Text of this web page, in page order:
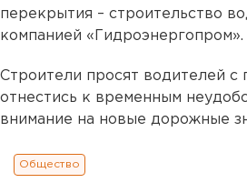
перекрытия – строительство
компанией «Гидроэнергопром».
Строители просят водителей с
отнестись к временным
внимание на новые дорожные
Общество